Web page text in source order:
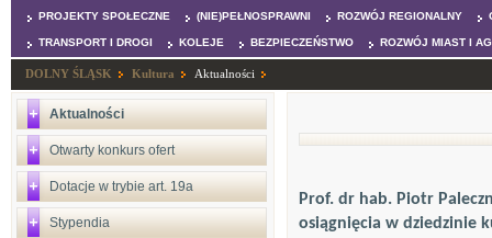
PROJEKTY SPOŁECZNE (NIE)PEŁNOSPRAWNI ROZWÓJ REGIONALNY
TRANSPORT I DROGI KOLEJE BEZPIECZEŃSTWO ROZWÓJ MIAST I
DOLNY ŚLĄSK Kultura Aktualności
Aktualności
Otwarty konkurs ofert
Dotacje w trybie art. 19a
Stypendia
Prof. dr hab. Piotr
osiągnięcia w dziedzinie